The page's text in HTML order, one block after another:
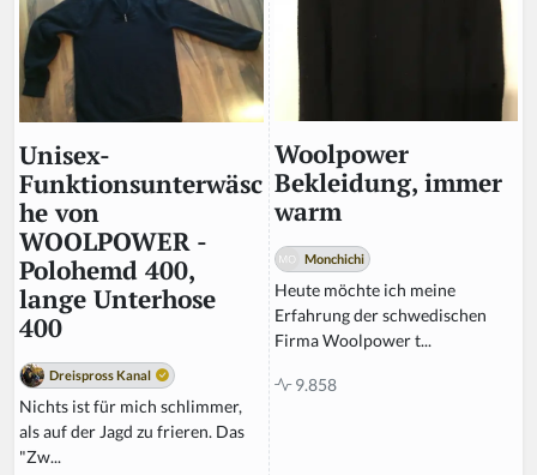
Unisex-
Funktionsunterwäsc
he von
WOOLPOWER -
Polohemd 400,
lange Unterhose
400
Dreispross Kanal
Nichts ist für mich schlimmer,
als auf der Jagd zu frieren. Das
"Zw...
Woolpower
Bekleidung, immer
warm
Monchichi
Heute möchte ich meine
Erfahrung der schwedischen
Firma Woolpower t...
9.858